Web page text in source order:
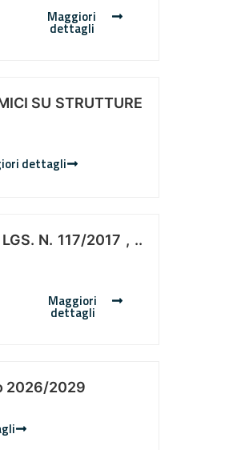
Maggiori
dettagli
SU STRUTTURE
dettagli
N. 117/2017 , ..
Maggiori
dettagli
2026/2029